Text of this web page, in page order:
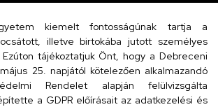
telefonkönyv
kiemelt fontosságúnak tartja a
illetve birtokába jutott személyes
tájékoztatjuk Önt, hogy a Debreceni
25. napjától kötelezően alkalmazandó
Rendelet alapján felülvizsgálta
a GDPR előírásait az adatkezelési és